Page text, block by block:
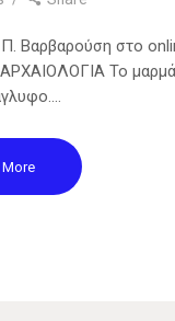
Βαρβαρούση στο
Το